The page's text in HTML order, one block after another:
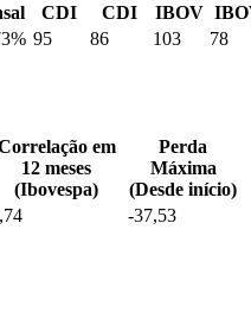
CDI
CDI
IBOV
95 86 103 78
em
12 meses
(Ibovespa)
Perda
Máxima
(Desde início)
-37,53